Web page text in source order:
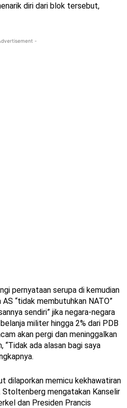
diri dari blok tersebut,
-
pernyataan serupa di kemudian
“tidak membutuhkan NATO”
sendiri” jika negara-negara
militer hingga 2% dari PDB
akan pergi dan meninggalkan
“Tidak ada alasan bagi saya
dilaporkan memicu kekhawatiran
Stoltenberg mengatakan Kanselir
dan Presiden Prancis